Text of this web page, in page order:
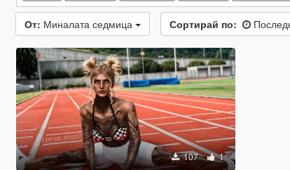
От: Миналата седмица Сортирай по:
107 1